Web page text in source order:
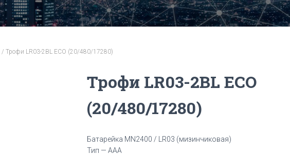
/ Трофи LR03-2BL ECO (20/480/17280)
Трофи LR03-2BL ECO
(20/480/17280)
Батарейка MN2400 / LR03 (мизинчиковая)
Тип — AAA